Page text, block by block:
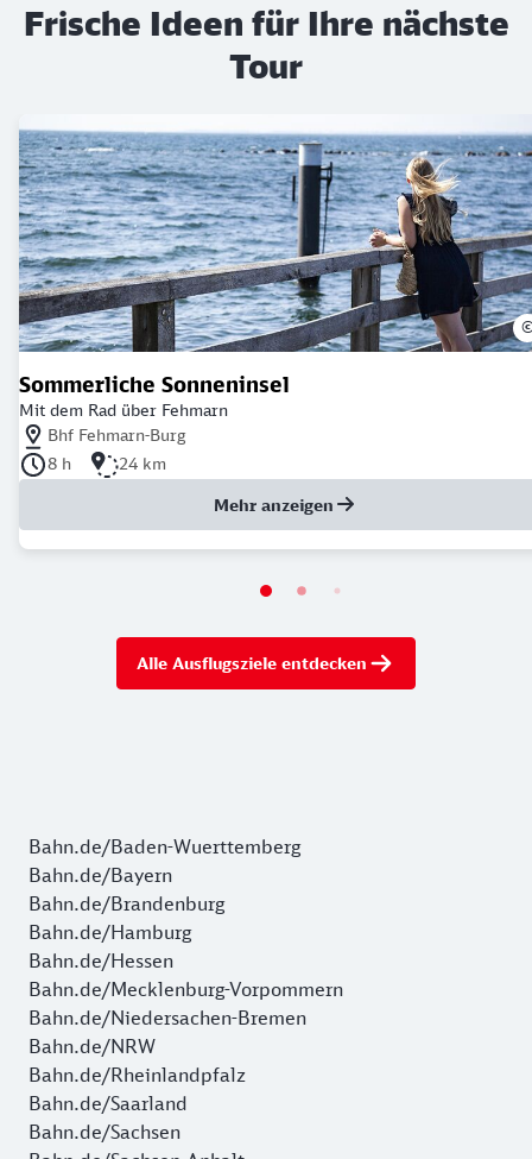
Frische Ideen für Ihre nächste
Tour
Sommerliche Sonneninsel
Mit dem Rad über Fehmarn
Nächstgelegener Bahnhof: Bhf Fehmarn-Burg
Bhf Fehmarn-Burg
Dauer der Tour: 8 Stunden
8 h Länge der Tour: 24 Kilometer
24 km
Mehr anzeigen
Alle Ausflugsziele entdecken
Bahn.de/Baden-Wuerttemberg
Bahn.de/Bayern
Bahn.de/Brandenburg
Bahn.de/Hamburg
Bahn.de/Hessen
Bahn.de/Mecklenburg-Vorpommern
Bahn.de/Niedersachen-Bremen
Bahn.de/NRW
Bahn.de/Rheinlandpfalz
Bahn.de/Saarland
Bahn.de/Sachsen